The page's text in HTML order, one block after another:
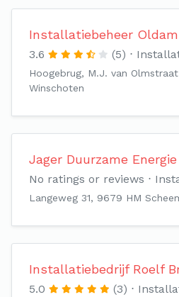
Installatiebeheer
3.6 (5)
Hoogebrug, M.J. van
Winschoten
Jager Duurzame
No ratings or reviews
Langeweg 31, 9679 HM
Installatiebedrijf Roelf
5.0 (3)